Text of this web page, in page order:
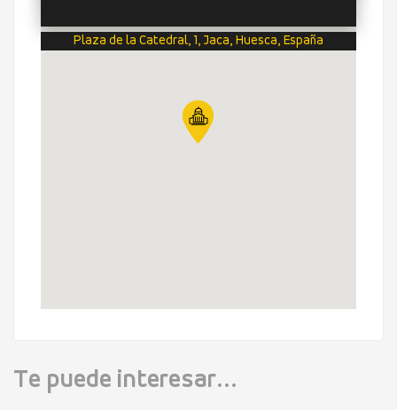
Plaza de la Catedral, 1, Jaca, Huesca, España
Te puede interesar...